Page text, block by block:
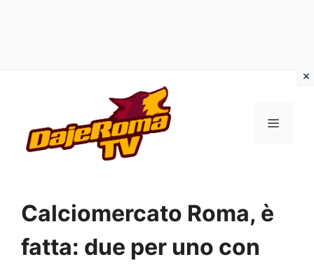
contenuto
MENU
Calciomercato Roma, è
fatta: due per uno con